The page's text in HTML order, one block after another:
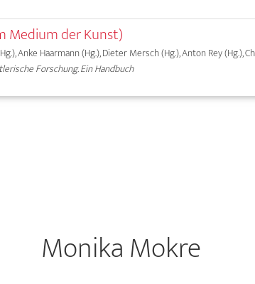
Medium der Kunst)
Anke Haarmann (Hg.), Dieter Mersch (Hg.), Anton Rey (Hg.),
Forschung. Ein Handbuch
Monika Mokre